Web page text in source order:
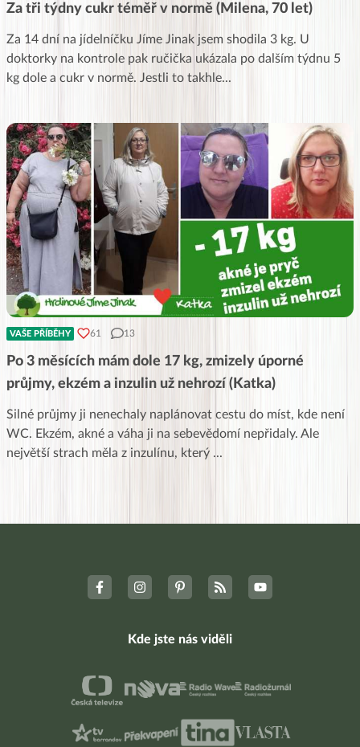
Za tři týdny cukr téměř v normě (Milena, 70 let)
Za 14 dní na jídelníčku Jíme Jinak jsem shodila 3 kg. U
doktorky na kontrole pak ručička ukázala po dalším týdnu 5
kg dole a cukr v normě. Jestli to takhle...
VAŠE PŘÍBĚHY 61 13
Po 3 měsících mám dole 17 kg, zmizely úporné
průjmy, ekzém a inzulin už nehrozí (Katka)
Silné průjmy ji nenechaly naplánovat cestu do míst, kde není
WC. Ekzém, akné a váha ji na sebevědomí nepřidaly. Ale
největší strach měla z inzulínu, který ...
Kde jste nás viděli